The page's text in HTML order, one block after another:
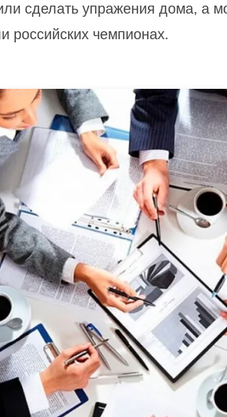
сделать упражения дома, а
российских чемпионах.